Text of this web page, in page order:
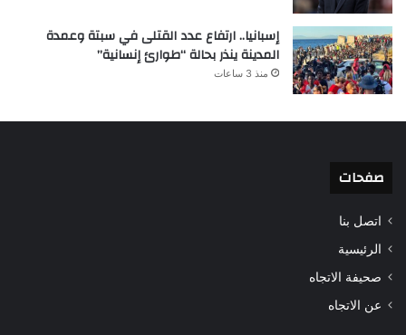
إسبانيا.. ارتفاع عدد القتلى في سبتة وعمدة
المدينة ينذر بحالة “طوارئ إنسانية”
منذ 3 ساعات
صفحات
اتصل بنا
الرئيسية
صحيفة الاتجاه
عن الاتجاه